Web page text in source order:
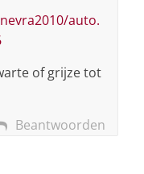
auto.
of grijze tot
Beantwoorden